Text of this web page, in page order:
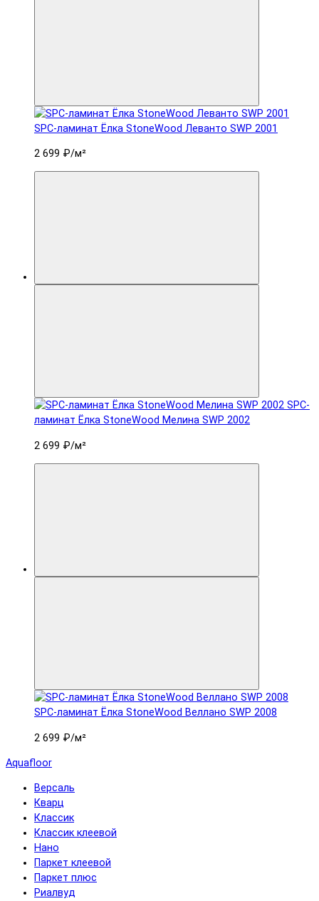
SPC-ламинат Ëлка StoneWood Леванто SWP 2001
2 699 ₽/м²
SPC-
ламинат Ëлка StoneWood Мелина SWP 2002
2 699 ₽/м²
SPC-ламинат Ëлка StoneWood Веллано SWP 2008
2 699 ₽/м²
Aquafloor
Версаль
Кварц
Классик
Классик клеевой
Нано
Паркет клеевой
Паркет плюс
Риалвуд